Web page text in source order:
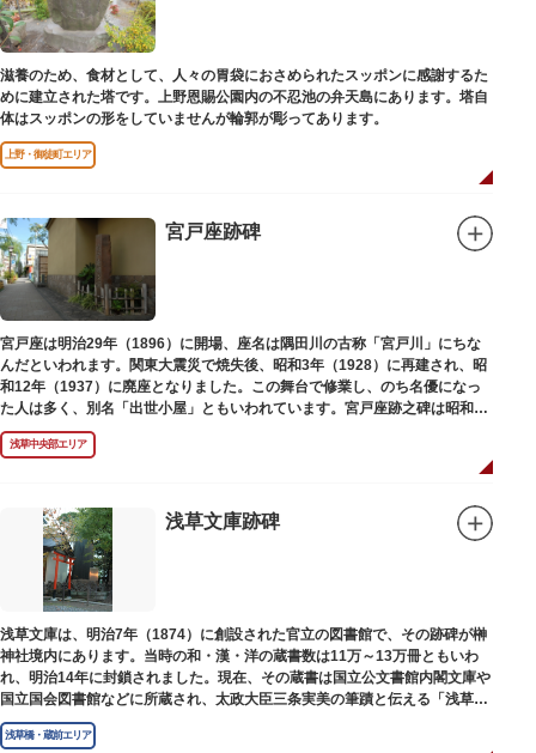
滋養のため、食材として、人々の胃袋におさめられたスッポンに感謝するた
めに建立された塔です。上野恩賜公園内の不忍池の弁天島にあります。塔自
体はスッポンの形をしていませんが輪郭が彫ってあります。
上野・御徒町エリア
宮戸座跡碑
宮戸座は明治29年（1896）に開場、座名は隅田川の古称「宮戸川」にちな
んだといわれます。関東大震災で焼失後、昭和3年（1928）に再建され、昭
和12年（1937）に廃座となりました。この舞台で修業し、のち名優になっ
た人は多く、別名「出世小屋」ともいわれています。宮戸座跡之碑は昭和53
年（1978）に建てられました。
浅草中央部エリア
浅草文庫跡碑
浅草文庫は、明治7年（1874）に創設された官立の図書館で、その跡碑が榊
神社境内にあります。当時の和・漢・洋の蔵書数は11万～13万冊ともいわ
れ、明治14年に封鎖されました。現在、その蔵書は国立公文書館内閣文庫や
国立国会図書館などに所蔵され、太政大臣三条実美の筆蹟と伝える「浅草文
庫」の朱印が押されています。
浅草橋・蔵前エリア